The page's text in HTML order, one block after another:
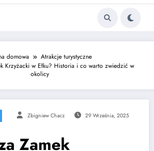
domowa
Atrakcje turystyczne
Krzyżacki w Ełku? Historia i co warto zwiedzić w
okolicy
Zbigniew Chacz 29 Września, 2025
Zamek